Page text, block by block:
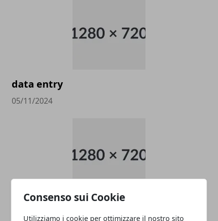
Consenso sui Cookie
Utilizziamo i cookie per ottimizzare il nostro sito
data entry
05/11/2024
PULITORE COORDINATORE